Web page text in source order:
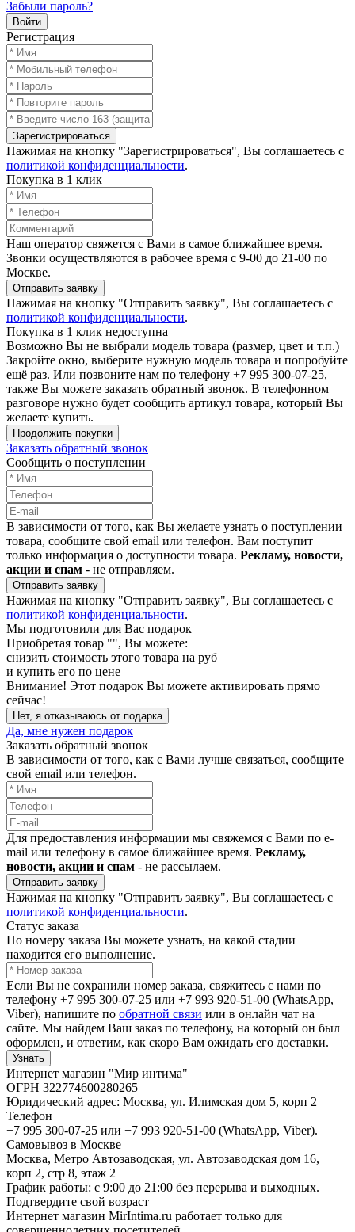
Забыли пароль?
Войти
Регистрация
Зарегистрироваться
Нажимая на кнопку "Зарегистрироваться", Вы соглашаетесь с
политикой конфиденциальности.
Покупка в 1 клик
Наш оператор свяжется с Вами в самое ближайшее время.
Звонки осуществляются в рабочее время с 9-00 до 21-00 по
Москве.
Отправить заявку
Нажимая на кнопку "Отправить заявку", Вы соглашаетесь с
политикой конфиденциальности.
Покупка в 1 клик недоступна
Возможно Вы не выбрали модель товара (размер, цвет и т.п.)
Закройте окно, выберите нужную модель товара и попробуйте
ещё раз. Или позвоните нам по телефону +7 995 300-07-25,
также Вы можете заказать обратный звонок. В телефонном
разговоре нужно будет сообщить артикул товара, который Вы
желаете купить.
Продолжить покупки
Заказать обратный звонок
Сообщить о поступлении
В зависимости от того, как Вы желаете узнать о поступлении
товара, сообщите свой email или телефон. Вам поступит
только информация о доступности товара. Рекламу, новости,
акции и спам - не отправляем.
Отправить заявку
Нажимая на кнопку "Отправить заявку", Вы соглашаетесь с
политикой конфиденциальности.
Мы подготовили для Вас подарок
Приобретая товар "", Вы можете:
снизить стоимость этого товара на руб
и купить его по цене
Внимание! Этот подарок Вы можете активировать прямо
сейчас!
Нет, я отказываюсь от подарка
Да, мне нужен подарок
Заказать обратный звонок
В зависимости от того, как с Вами лучше связаться, сообщите
свой email или телефон.
Для предоставления информации мы свяжемся с Вами по e-
mail или телефону в самое ближайшее время. Рекламу,
новости, акции и спам - не рассылаем.
Отправить заявку
Нажимая на кнопку "Отправить заявку", Вы соглашаетесь с
политикой конфиденциальности.
Статус заказа
По номеру заказа Вы можете узнать, на какой стадии
находится его выполнение.
Если Вы не сохранили номер заказа, свяжитесь с нами по
телефону +7 995 300-07-25 или +7 993 920-51-00 (WhatsApp,
Viber), напишите по обратной связи или в онлайн чат на
сайте. Мы найдем Ваш заказ по телефону, на который он был
оформлен, и ответим, как скоро Вам ожидать его доставки.
Узнать
Интернет магазин "Мир интима"
ОГРН 322774600280265
Юридический адрес: Москва, ул. Илимская дом 5, корп 2
Телефон
+7 995 300-07-25 или +7 993 920-51-00 (WhatsApp, Viber).
Самовывоз в Москве
Москва, Метро Автозаводская, ул. Автозаводская дом 16,
корп 2, стр 8, этаж 2
График работы: с 9:00 до 21:00 без перерыва и выходных.
Подтвердите свой возраст
Интернет магазин MirIntima.ru работает только для